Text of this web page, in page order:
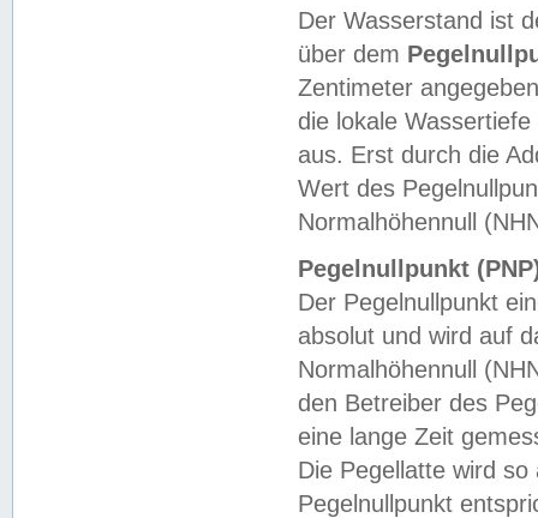
Der Wasserstand ist
über dem
Zentimeter
die lokale
aus. Erst durch die
Wert des
Normalhöhennull
Pegelnullpunkt
Der Pegelnullpunkt
absolut und wird auf
Normalhöhennull
den Betreiber des
eine lange Zeit
Die Pegellatte wird
Pegelnullpunkt